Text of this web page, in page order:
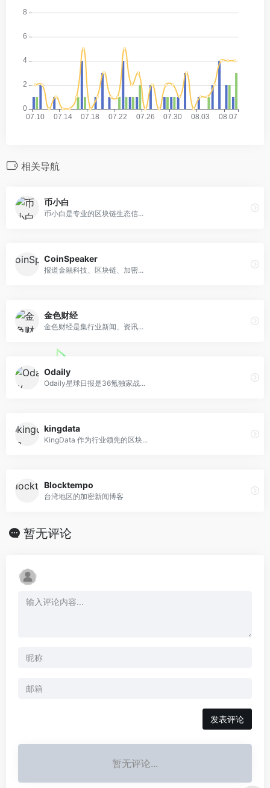
相关导航
币小白
币小白是专业的区块链生态信...
CoinSpeaker
报道金融科技、区块链、加密...
金色财经
金色财经是集行业新闻、资讯...
Odaily
Odaily星球日报是36氪独家战...
kingdata
KingData 作为行业领先的区块...
Blocktempo
台湾地区的加密新闻博客
暂无评论
发表评论
暂无评论...